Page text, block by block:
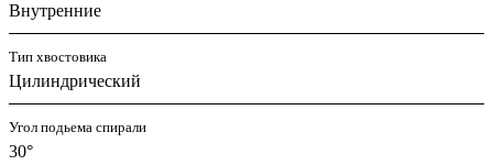
Внутренние
Тип хвостовика
Цилиндрический
Угол подьема спирали
30°